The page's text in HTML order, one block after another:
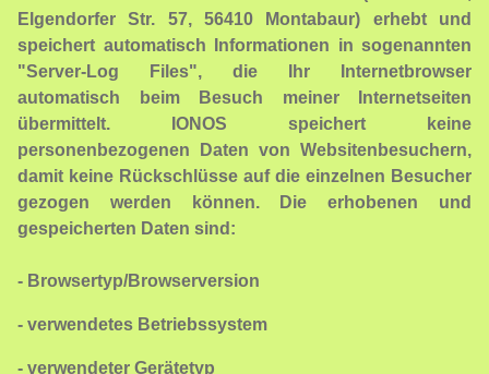
Elgendorfer Str. 57, 56410 Montabaur) erhebt und
speichert automatisch Informationen in sogenannten
"Server-Log Files", die Ihr Internetbrowser
automatisch beim Besuch meiner Internetseiten
übermittelt. IONOS speichert keine
personenbezogenen Daten von Websitenbesuchern,
damit keine Rückschlüsse auf die einzelnen Besucher
gezogen werden können. Die erhobenen und
gespeicherten Daten sind:
- Browsertyp/Browserversion
- verwendetes Betriebssystem
- verwendeter Gerätetyp